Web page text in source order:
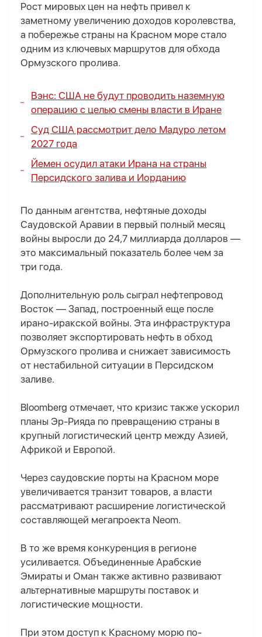
Рост мировых цен на нефть привел к
заметному увеличению доходов королевства,
а побережье страны на Красном море стало
одним из ключевых маршрутов для обхода
Ормузского пролива.
Вэнс: США не будут проводить наземную
операцию с целью смены власти в Иране
Суд США рассмотрит дело Мадуро летом
2027 года
Йемен осудил атаки Ирана на страны
Персидского залива и Иорданию
По данным агентства, нефтяные доходы
Саудовской Аравии в первый полный месяц
войны выросли до 24,7 миллиарда долларов —
это максимальный показатель более чем за
три года.
Дополнительную роль сыграл нефтепровод
Восток — Запад, построенный еще после
ирано-иракской войны. Эта инфраструктура
позволяет экспортировать нефть в обход
Ормузского пролива и снижает зависимость
от нестабильной ситуации в Персидском
заливе.
Bloomberg отмечает, что кризис также ускорил
планы Эр-Рияда по превращению страны в
крупный логистический центр между Азией,
Африкой и Европой.
Через саудовские порты на Красном море
увеличивается транзит товаров, а власти
рассматривают расширение логистической
составляющей мегапроекта Neom.
В то же время конкуренция в регионе
усиливается. Объединенные Арабские
Эмираты и Оман также активно развивают
альтернативные маршруты поставок и
логистические мощности.
При этом доступ к Красному морю по-